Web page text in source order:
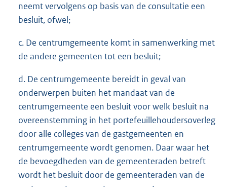
neemt vervolgens op basis van de consultatie een
besluit, ofwel;
c. De centrumgemeente komt in samenwerking met
de andere gemeenten tot een besluit;
d. De centrumgemeente bereidt in geval van
onderwerpen buiten het mandaat van de
centrumgemeente een besluit voor welk besluit na
overeenstemming in het portefeuillehoudersoverleg
door alle colleges van de gastgemeenten en
centrumgemeente wordt genomen. Daar waar het
de bevoegdheden van de gemeenteraden betreft
wordt het besluit door de gemeenteraden van de